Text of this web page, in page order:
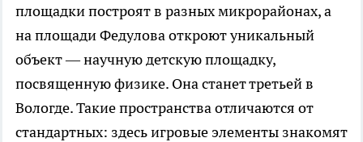
площадки построят в разных микрорайонах, а
на площади Федулова откроют уникальный
объект — научную детскую площадку,
посвященную физике. Она станет третьей в
Вологде. Такие пространства отличаются от
стандартных: здесь игровые элементы знакомят